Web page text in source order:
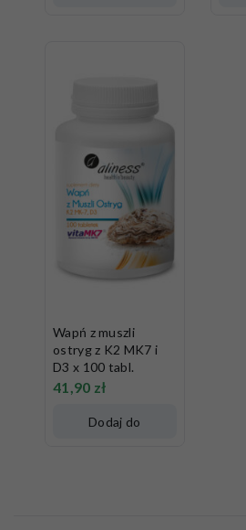
Wapń z muszli
ostryg z K2 MK7 i
D3 x 100 tabl.
41,90 zł
Dodaj do